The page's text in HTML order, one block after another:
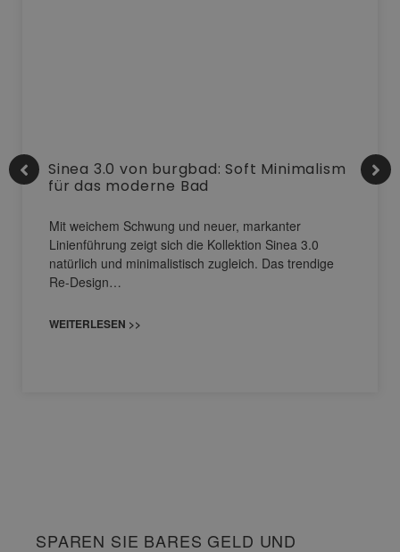
Sinea 3.0 von burgbad: Soft Minimalism
für das moderne Bad
Mit weichem Schwung und neuer, markanter
Linienführung zeigt sich die Kollektion Sinea 3.0
natürlich und minimalistisch zugleich. Das trendige
Re-Design…
WEITERLESEN >>
SPAREN SIE BARES GELD UND